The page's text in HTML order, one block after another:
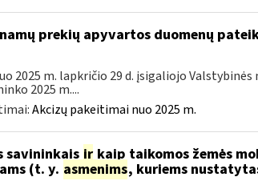
prekių apyvartos duomenų
2025 m. lapkričio 29 d. įsigaliojo
2025 m....
Akcizų pakeitimai nuo 2025 m.
savininkaisirkaip taikomos žemės
(t. y. asmenims, kuriems